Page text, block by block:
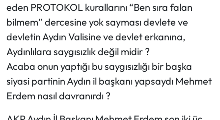
eden PROTOKOL kurallarını “Ben sıra falan
bilmem” dercesine yok sayması devlete ve
devletin Aydın Valisine ve devlet erkanına,
Aydınlılara saygısızlık değil midir ?
Acaba onun yaptığı bu saygısızlığı bir başka
siyasi partinin Aydın il başkanı yapsaydı Mehmet
Erdem nasıl davranırdı ?